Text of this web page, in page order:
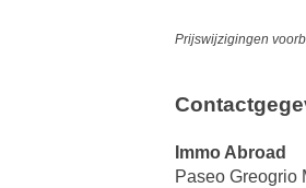
Prijswijzigingen
Immo Abroad
Paseo Greogrio